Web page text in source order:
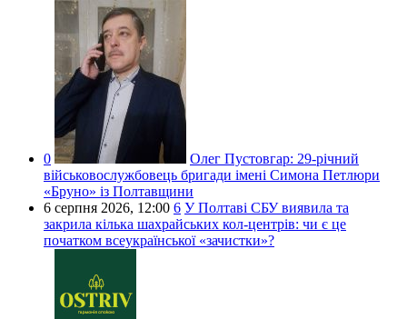
0 Олег Пустовгар: 29-річний
військовослужбовець бригади імені Симона Петлюри
«Бруно» із Полтавщини
6 серпня 2026, 12:00 6 У Полтаві СБУ виявила та
закрила кілька шахрайських кол-центрів: чи є це
початком всеукраїнської «зачистки»?